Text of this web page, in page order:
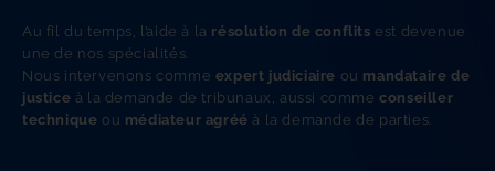
Au fil du temps, l’aide à la résolution de conflits est devenue
une de nos spécialités.
Nous intervenons comme expert judiciaire ou mandataire de
justice à la demande de tribunaux, aussi comme conseiller
technique ou médiateur agréé à la demande de parties.